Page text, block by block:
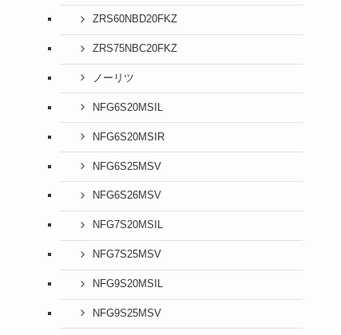
ZRS60NBD20FKZ
ZRS75NBC20FKZ
ノーリツ
NFG6S20MSIL
NFG6S20MSIR
NFG6S25MSV
NFG6S26MSV
NFG7S20MSIL
NFG7S25MSV
NFG9S20MSIL
NFG9S25MSV